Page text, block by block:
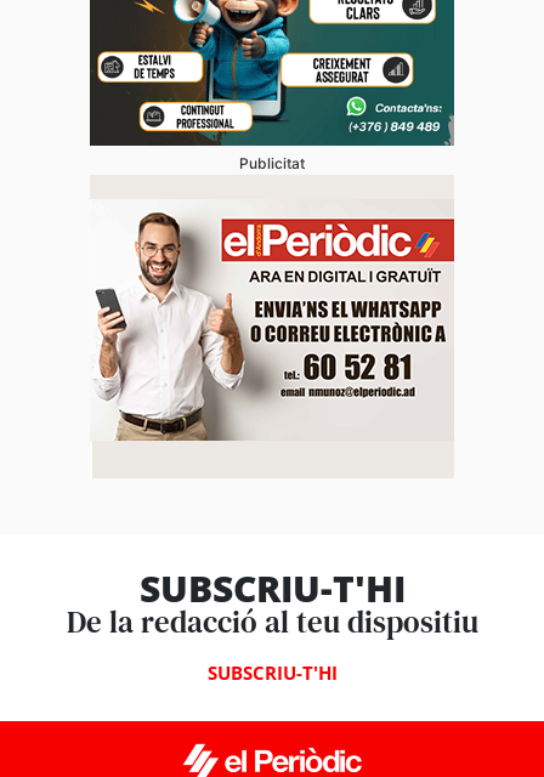
Publicitat
SUBSCRIU-T'HI
De la redacció al teu dispositiu
SUBSCRIU-T'HI